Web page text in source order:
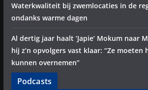
Waterkwaliteit bij zwemlocaties in de
ondanks warme dagen
Al dertig jaar haalt ‘Japie’ Mokum naar
hij z’n opvolgers vast klaar: “Ze moeten
kunnen overnemen”
Podcasts